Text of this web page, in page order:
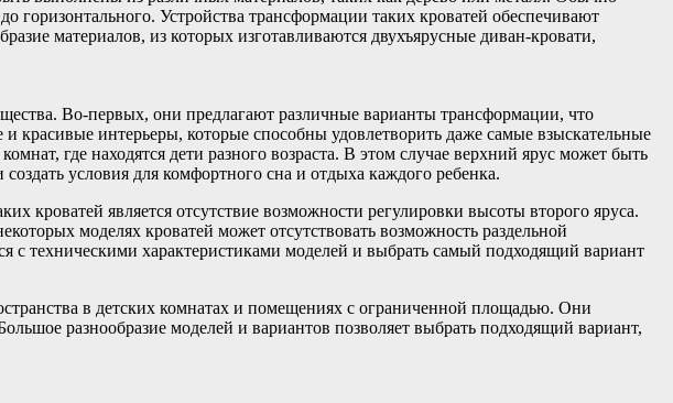
горизонтального. Устройства трансформации таких кроватей обеспечивают
материалов, из которых изготавливаются двухъярусные диван-кровати,
Во-первых, они предлагают различные варианты трансформации, что
красивые интерьеры, которые способны удовлетворить даже самые взыскательные
где находятся дети разного возраста. В этом случае верхний ярус может быть
условия для комфортного сна и отдыха каждого ребенка.
кроватей является отсутствие возможности регулировки высоты второго яруса.
моделях кроватей может отсутствовать возможность раздельной
с техническими характеристиками моделей и выбрать самый подходящий вариант
в детских комнатах и помещениях с ограниченной площадью. Они
разнообразие моделей и вариантов позволяет выбрать подходящий вариант,